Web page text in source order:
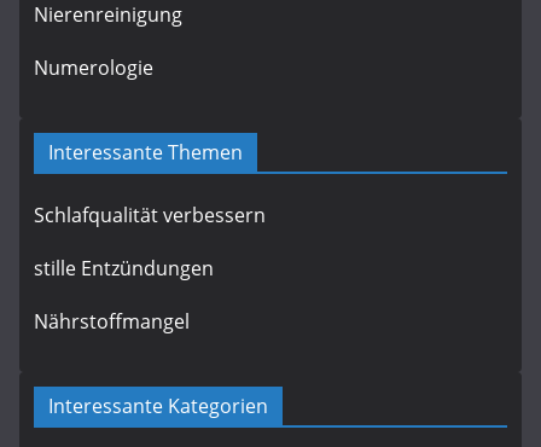
Nierenreinigung
Numerologie
Interessante Themen
Schlafqualität verbessern
stille Entzündungen
Nährstoffmangel
Interessante Kategorien